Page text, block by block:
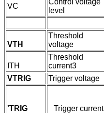
VC
Control voltage
level
VTH
Threshold
voltage
ITH
Threshold
current3
VTRIG Trigger voltage
'TRIG
Trigger current